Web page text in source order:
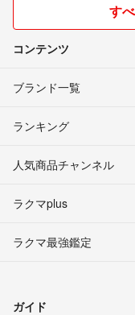
す
コンテンツ
ブランド一覧
ランキング
人気商品チャンネル
ラクマplus
ラクマ最強鑑定
ガイド